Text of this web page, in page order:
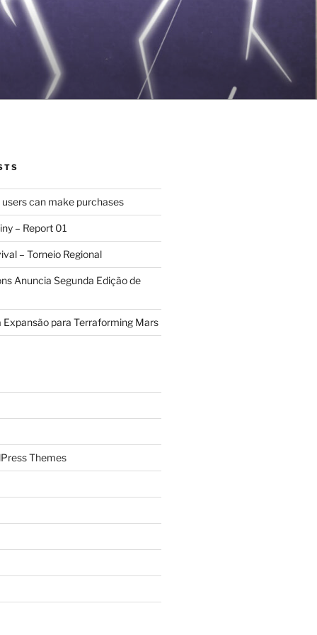
can make purchases
– Report 01
– Torneio Regional
Anuncia Segunda Edição de
Expansão para Terraforming Mars
Themes